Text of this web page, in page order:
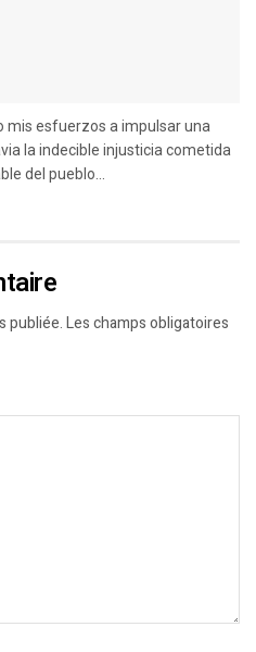
mis esfuerzos a impulsar una
la indecible injusticia cometida
del pueblo...
publiée.Les champs obligatoires